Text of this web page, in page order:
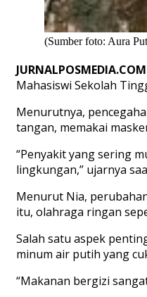
(Sumber foto: Aura
Mahasiswi Sekolah
Menurutnya,
tangan, memakai
“Penyakityangsering
lingkungan,” ujarnya
Menurut Nia,
itu, olahraga ringan
Salah satu aspek
minum air putih yang
“Makanan bergizi